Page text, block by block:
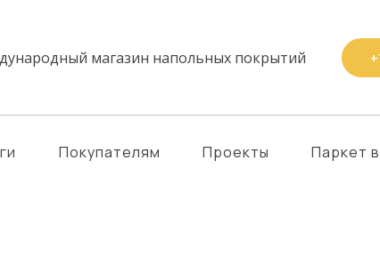
магазин напольных покрытий
Покупателям Проекты Паркет